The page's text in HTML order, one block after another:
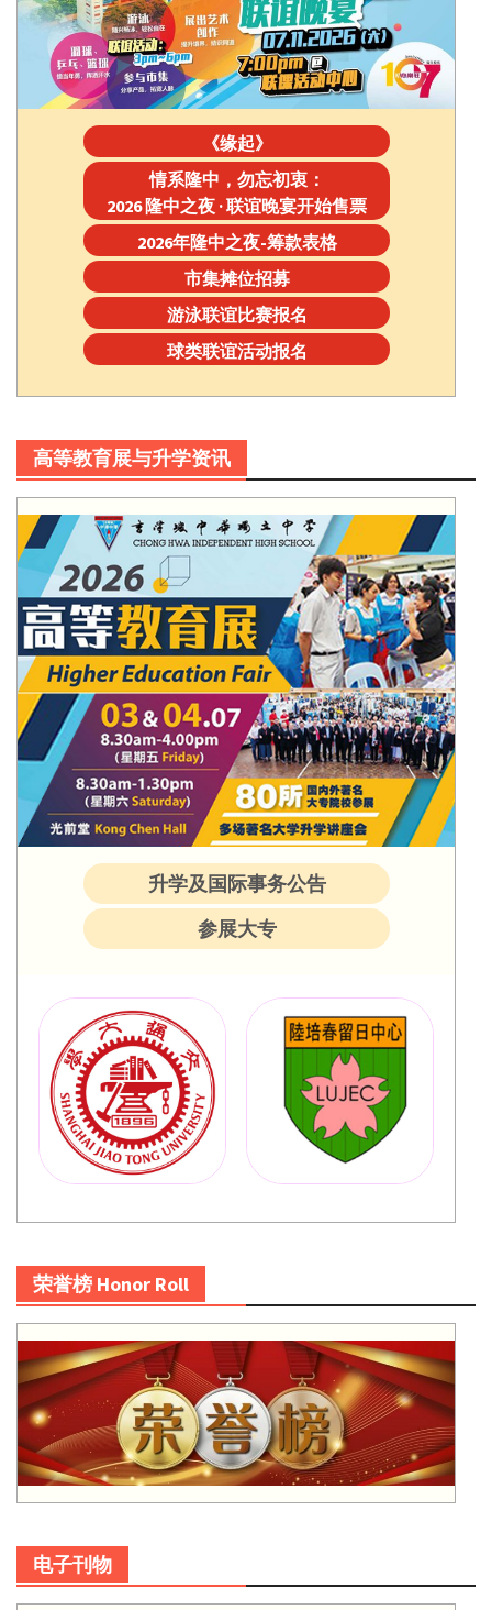
《缘起》
情系隆中，勿忘初衷：
2026 隆中之夜 · 联谊晚宴开始售票
2026年隆中之夜-筹款表格
市集摊位招募
游泳联谊比赛报名
球类联谊活动报名
高等教育展与升学资讯
升学及国际事务公告
参展大专
荣誉榜 Honor Roll
电子刊物